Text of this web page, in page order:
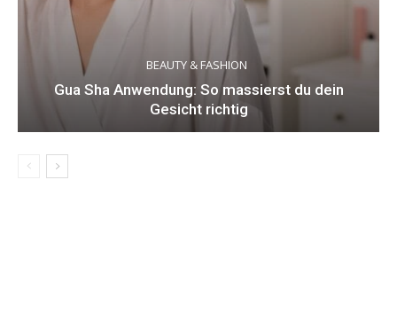
BEAUTY & FASHION
Gua Sha Anwendung: So massierst du dein
Gesicht richtig